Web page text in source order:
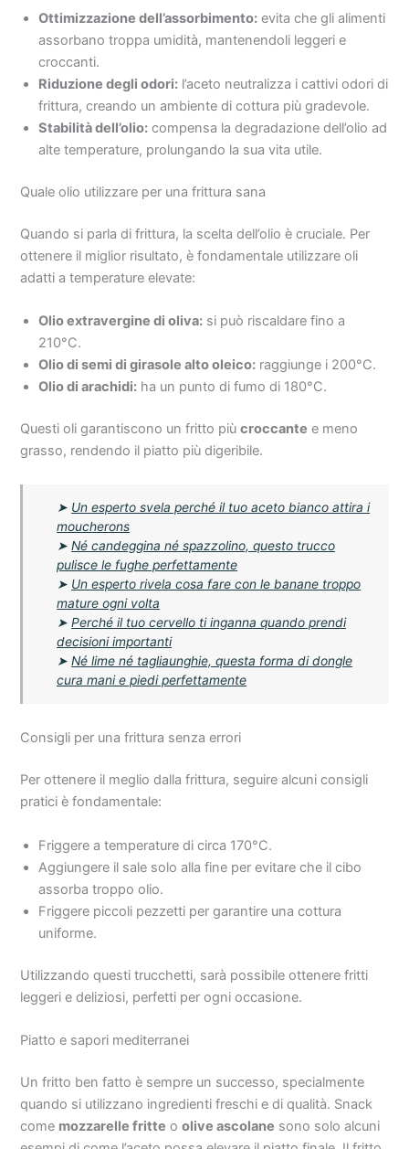
Ottimizzazione dell’assorbimento: evita che gli alimenti
assorbano troppa umidità, mantenendoli leggeri e
croccanti.
Riduzione degli odori: l’aceto neutralizza i cattivi odori di
frittura, creando un ambiente di cottura più gradevole.
Stabilità dell’olio: compensa la degradazione dell’olio ad
alte temperature, prolungando la sua vita utile.
Quale olio utilizzare per una frittura sana
Quando si parla di frittura, la scelta dell’olio è cruciale. Per
ottenere il miglior risultato, è fondamentale utilizzare oli
adatti a temperature elevate:
Olio extravergine di oliva: si può riscaldare fino a
210°C.
Olio di semi di girasole alto oleico: raggiunge i 200°C.
Olio di arachidi: ha un punto di fumo di 180°C.
Questi oli garantiscono un fritto piùcroccante e meno
grasso, rendendo il piatto più digeribile.
➤ Un esperto svela perché il tuo aceto bianco attira i
moucherons
➤Né candeggina né spazzolino, questo trucco
pulisce le fughe perfettamente
➤ Un esperto rivela cosa fare con le banane troppo
mature ogni volta
➤Perché il tuo cervello ti inganna quando prendi
decisioni importanti
➤Né lime né tagliaunghie, questa forma di dongle
cura mani e piedi perfettamente
Consigli per una frittura senza errori
Per ottenere il meglio dalla frittura, seguire alcuni consigli
pratici è fondamentale:
Friggere a temperature di circa 170°C.
Aggiungere il sale solo alla fine per evitare che il cibo
assorba troppo olio.
Friggere piccoli pezzetti per garantire una cottura
uniforme.
Utilizzando questi trucchetti, sarà possibile ottenere fritti
leggeri e deliziosi, perfetti per ogni occasione.
Piatto e sapori mediterranei
Un fritto ben fatto è sempre un successo, specialmente
quando si utilizzano ingredienti freschi e di qualità. Snack
come mozzarelle fritte oolive ascolane sono solo alcuni